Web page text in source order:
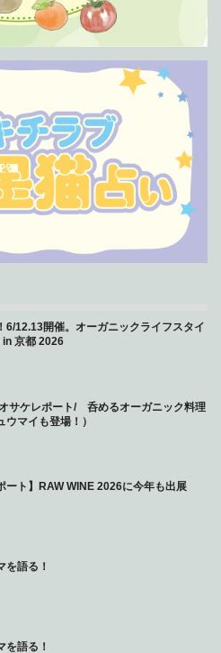
6/12.13開催。オーガニックライフスタイ
in 京都 2026
サケレポート/ 呑めるオーガニック料理
ウマイも登場！）
ート】RAW WINE 2026に今年も出展
を語る！
を語る！